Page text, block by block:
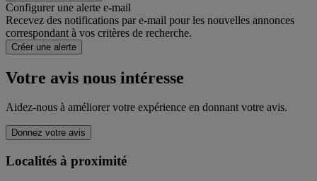
Configurer une alerte e-mail
Recevez des notifications par e-mail pour les nouvelles annonces
correspondant à vos critères de recherche.
Créer une alerte
Votre avis nous intéresse
Aidez-nous à améliorer votre expérience en donnant votre avis.
Donnez votre avis
Localités à proximité